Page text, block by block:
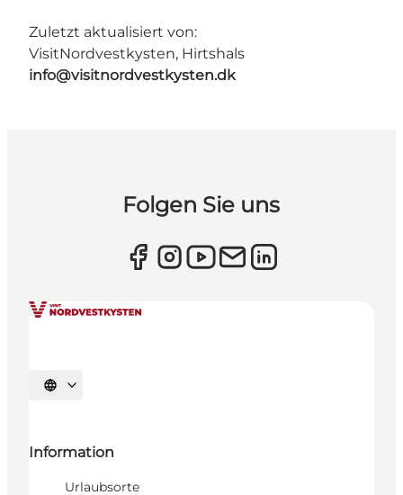
Zuletzt aktualisiert von:
VisitNordvestkysten, Hirtshals
info@visitnordvestkysten.dk
Folgen Sie uns
Sprache auswählen
Information
Urlaubsorte